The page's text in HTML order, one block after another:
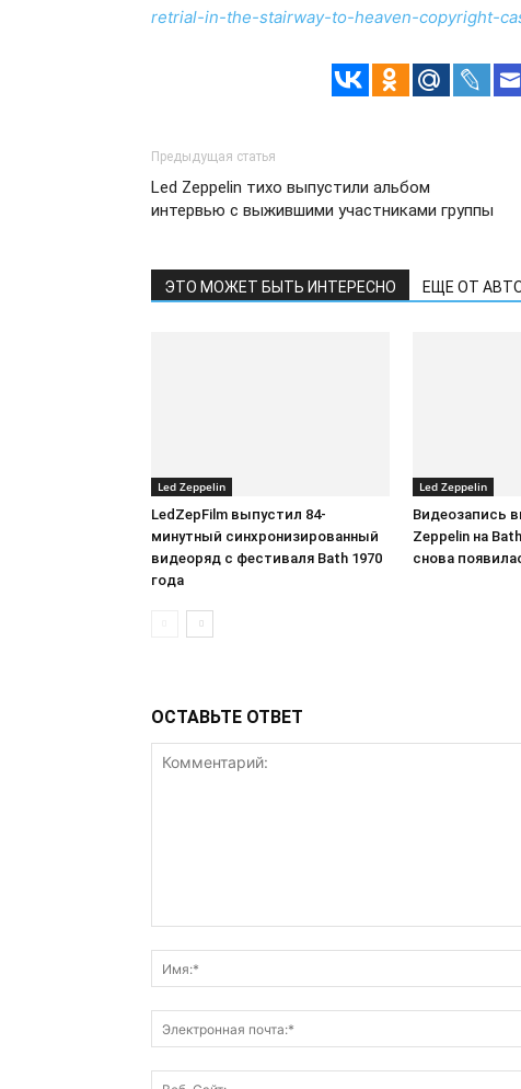
retrial-in-the-stairway-to-heaven-copyright-
Предыдущая статья
Led Zeppelin тихо выпустили альбом
интервью с выжившими участниками группы
ЭТО МОЖЕТ БЫТЬ ИНТЕРЕСНО ЕЩЕ ОТ
Led Zeppelin
LedZepFilm выпустил 84-
минутный синхронизированный
видеоряд с фестиваля Bath 1970
года
Led Zeppelin
Видеозапись
Zeppelin на
снова
ОСТАВЬТЕ ОТВЕТ